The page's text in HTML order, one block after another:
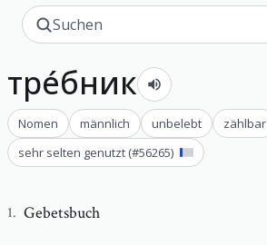
тре́бник
Nomen männlich unbelebt
zählbar
sehr selten genutzt (#56265)
1. Gebetsbuch